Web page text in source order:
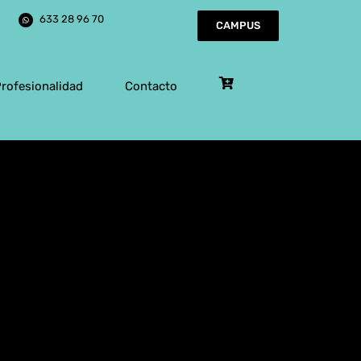
633 28 96 70
CAMPUS
Contacto